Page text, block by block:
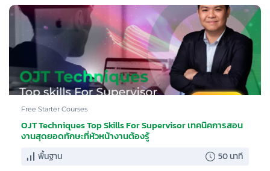
Free Starter Courses
OJT Techniques Top Skills For Supervisor เทคนิคการสอน
งานสุดยอดทักษะที่หัวหน้างานต้องรู้
พื้นฐาน 50 นาที